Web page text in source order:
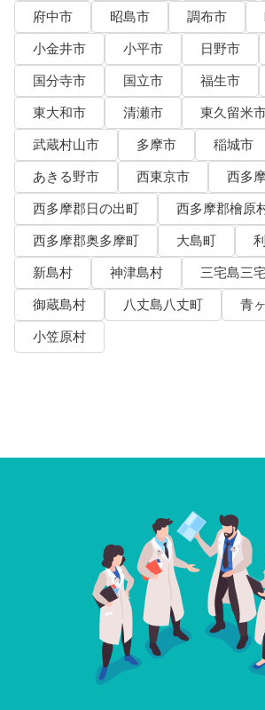
府中市
昭島市 調布市
小金井市
小平市 日野市
国分寺市
国立市 福生市
東大和市
清瀬市
東久留米
武蔵村山市
多摩市 稲城市
あきる野市
西東京市
西多
西多摩郡日の出町
西多摩郡檜原
西多摩郡奥多摩町
大島町
新島村
神津島村
三宅島三
御蔵島村
八丈島八丈町
青
小笠原村